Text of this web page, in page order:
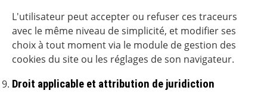
L'utilisateur peut accepter ou refuser ces traceurs
avec le même niveau de simplicité, et modifier ses
choix à tout moment via le module de gestion des
cookies du site ou les réglages de son navigateur.
Droit applicable et attribution de juridiction